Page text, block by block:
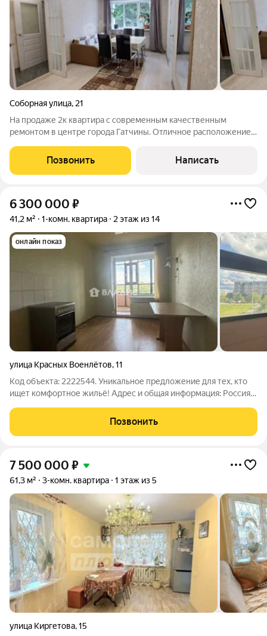
Соборная улица, 21
На продаже 2к квартира с современным качественным
ремонтом в центре города Гатчины. Отличное расположение
останется по договорённости Отличная транспортная
доступность, до СПб можно добраться на
Позвонить Написать
6 300 000 ₽
41,2 м² 1-комн. квартира 2 этаж из 14
онлайн показ
улица Красных Военлётов,11
Код объекта: 2222544. Уникальное предложение для тех, кто
ищет комфортное жильё! Адрес и общая информация: Россия,
Год постройки: 2008. Материал постройки: кирпичный.
Этажность: 14.
Позвонить
7 500 000 ₽
61,3 м² 3-комн. квартира 1 этаж из 5
улица Киргетова,15